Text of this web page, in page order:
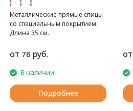
Металлические прямые спицы
со специальным покрытием.
Длина 35 см.
от 76 руб.
В наличии
Подробнее
от